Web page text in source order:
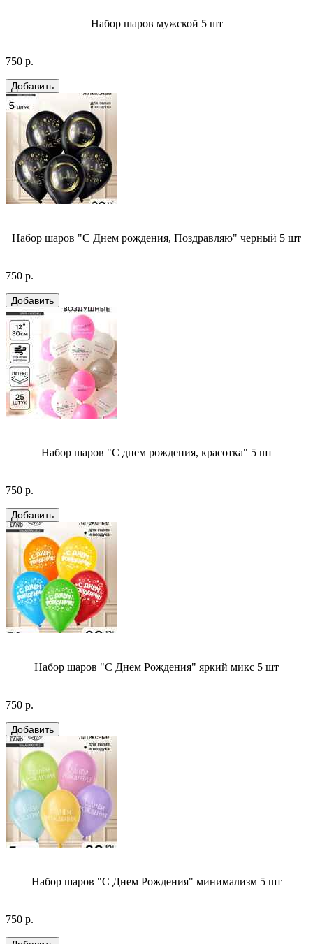
Набор шаров мужской 5 шт
750 р.
Набор шаров "С Днем рождения, Поздравляю" черный 5 шт
750 р.
Набор шаров "С днем рождения, красотка" 5 шт
750 р.
Набор шаров "С Днем Рождения" яркий микс 5 шт
750 р.
Набор шаров "С Днем Рождения" минимализм 5 шт
750 р.